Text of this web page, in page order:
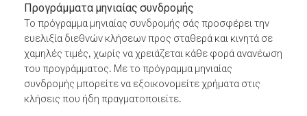
Προγράμματα μηνιαίας συνδρομής
Το πρόγραμμα μηνιαίας συνδρομής σάς προσφέρει την
ευελιξία διεθνών κλήσεων προς σταθερά και κινητά σε
χαμηλές τιμές, χωρίς να χρειάζεται κάθε φορά ανανέωση
του προγράμματος. Με το πρόγραμμα μηνιαίας
συνδρομής μπορείτε να εξοικονομείτε χρήματα στις
κλήσεις που ήδη πραγματοποιείτε.